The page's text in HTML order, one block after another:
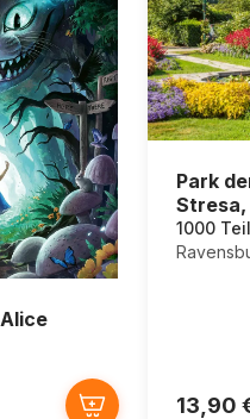
Park
Stresa,
1000
13,90